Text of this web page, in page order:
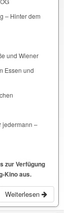
– Hinter dem
und Wiener
Essen und
jedermann –
zur Verfügung
Kino aus.
Weiterlesen